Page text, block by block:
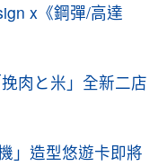
x《鋼彈/高達
肉と米」全新二店
」造型悠遊卡即將